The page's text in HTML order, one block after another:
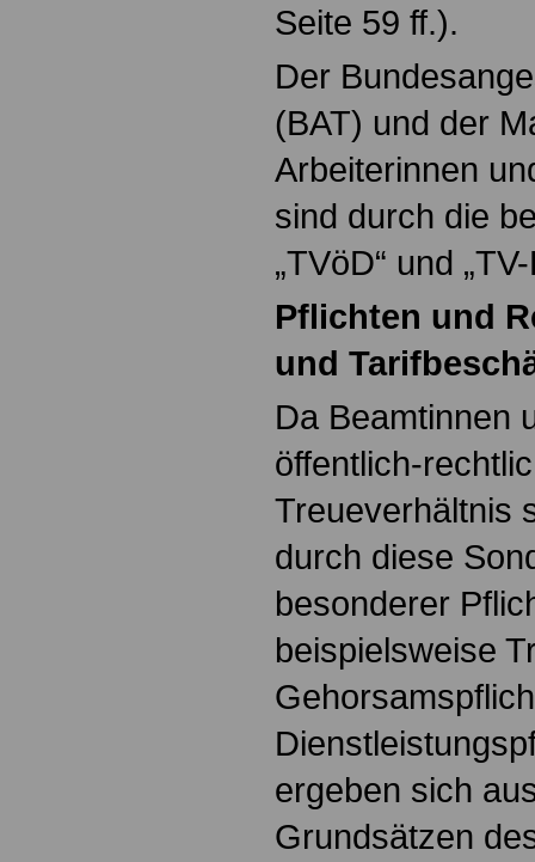
Seite 59 ff.).
Der
(BAT) und der
Arbeiterinnen
sind durch die
„TVöD“ und
Pflichten und
und
Da Beamtinnen
öffentlich-
Treueverhältnis
durch diese
besonderer
beispielsweise
ergeben sich
Grundsätzen